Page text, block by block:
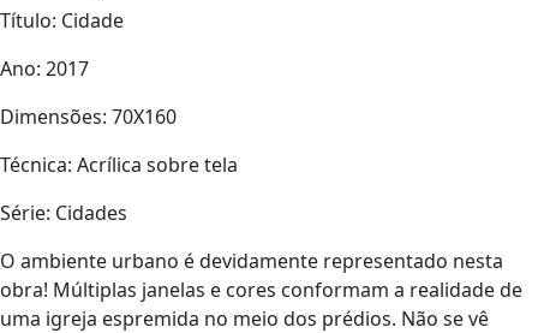
Título: Cidade
Ano: 2017
Dimensões: 70X160
Técnica: Acrílica sobre tela
Série: Cidades
O ambiente urbano é devidamente representado nesta
obra! Múltiplas janelas e cores conformam a realidade de
uma igreja espremida no meio dos prédios. Não se vê